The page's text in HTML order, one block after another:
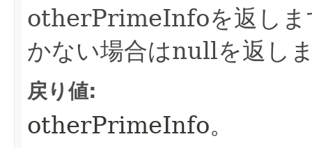
otherPrimeInfoを返しま
かない場合はnullを返し
戻り値:
otherPrimeInfo。